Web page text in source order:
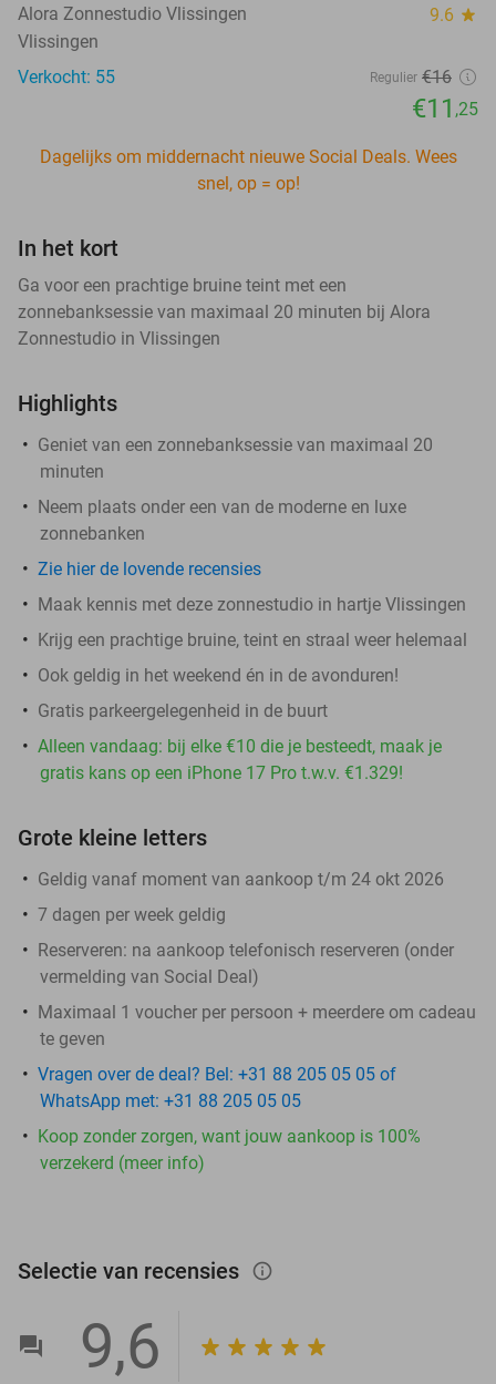
Alora Zonnestudio Vlissingen 9.6 star
Vlissingen
Verkocht: 55
Regulier €16
€11 ,25
Dagelijks om middernacht nieuwe Social Deals. Wees
snel, op = op!
In het kort
Ga voor een prachtige bruine teint met een
zonnebanksessie van maximaal 20 minuten bij Alora
Zonnestudio in Vlissingen
Highlights
Geniet van een zonnebanksessie van maximaal 20
minuten
Neem plaats onder een van de moderne en luxe
zonnebanken
Zie hier de lovende recensies
Maak kennis met deze zonnestudio in hartje Vlissingen
Krijg een prachtige bruine, teint en straal weer helemaal
Ook geldig in het weekend én in de avonduren!
Gratis parkeergelegenheid in de buurt
Alleen vandaag: bij elke €10 die je besteedt, maak je
gratis kans op een iPhone 17 Pro t.w.v. €1.329!
Grote kleine letters
Geldig vanaf moment van aankoop t/m 24 okt 2026
7 dagen per week geldig
Reserveren: na aankoop telefonisch reserveren (onder
vermelding van Social Deal)
Maximaal 1 voucher per persoon + meerdere om cadeau
te geven
Vragen over de deal? Bel: +31 88 205 05 05 of
WhatsApp met: +31 88 205 05 05
Koop zonder zorgen, want jouw aankoop is 100%
verzekerd (meer info)
Selectie van recensies info_outlined
9,6